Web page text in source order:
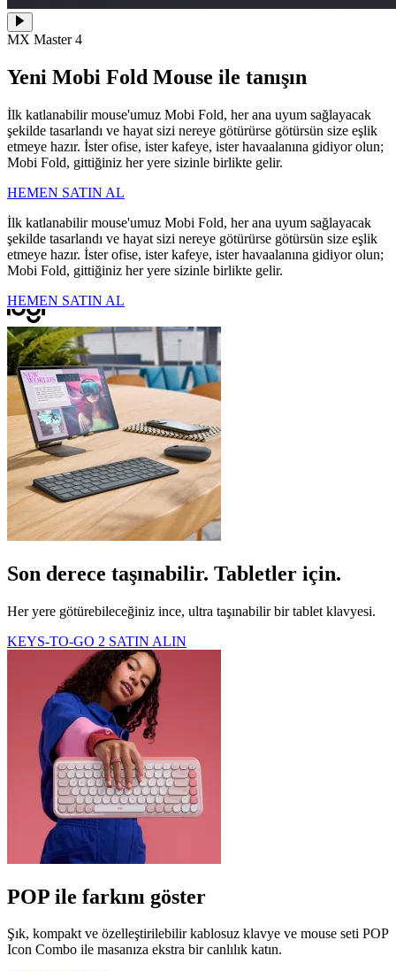
MX Master 4
Yeni Mobi Fold Mouse ile tanışın
İlk katlanabilir mouse'umuz Mobi Fold, her ana uyum sağlayacak
şekilde tasarlandı ve hayat sizi nereye götürürse götürsün size eşlik
etmeye hazır. İster ofise, ister kafeye, ister havaalanına gidiyor olun;
Mobi Fold, gittiğiniz her yere sizinle birlikte gelir.
HEMEN SATIN AL
İlk katlanabilir mouse'umuz Mobi Fold, her ana uyum sağlayacak
şekilde tasarlandı ve hayat sizi nereye götürürse götürsün size eşlik
etmeye hazır. İster ofise, ister kafeye, ister havaalanına gidiyor olun;
Mobi Fold, gittiğiniz her yere sizinle birlikte gelir.
HEMEN SATIN AL
Son derece taşınabilir. Tabletler için.
Her yere götürebileceğiniz ince, ultra taşınabilir bir tablet klavyesi.
KEYS-TO-GO 2 SATIN ALIN
POP ile farkını göster
Şık, kompakt ve özelleştirilebilir kablosuz klavye ve mouse seti POP
Icon Combo ile masanıza ekstra bir canlılık katın.